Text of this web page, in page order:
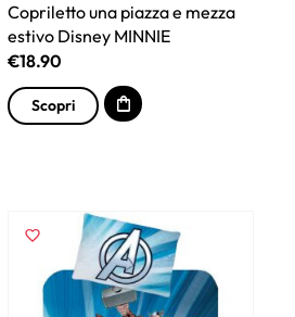
Copriletto una piazza e mezza
estivo Disney MINNIE
€18.90
Scopri